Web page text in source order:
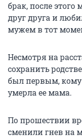
брак, после
друг друга и
мужем в тот
Несмотря на
сохранить
был первым, кому
умерла ее мама.
По прошествии
сменили гнев на